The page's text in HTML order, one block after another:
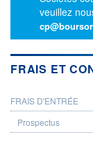
veuillez
FRAIS ET
PROSPECTUS
FRAIS D'ENTRÉE